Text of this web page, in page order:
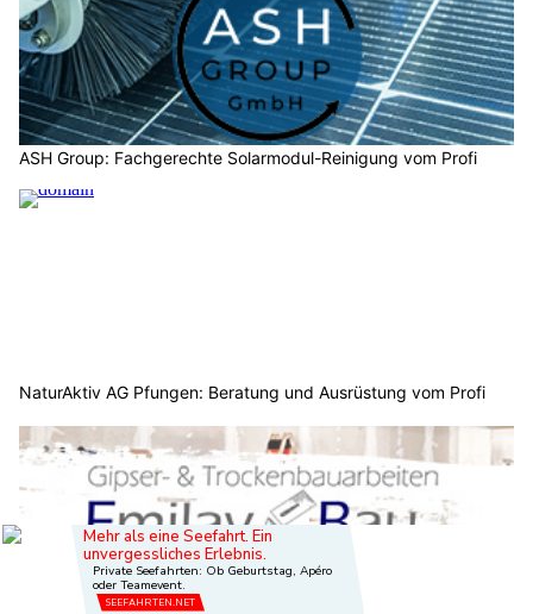
ASH Group: Fachgerechte Solarmodul-Reinigung vom Profi
NaturAktiv AG Pfungen: Beratung und Ausrüstung vom Profi